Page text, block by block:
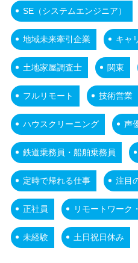
SE（システムエンジニア）
地域未来牽引企業 キャ
土地家屋調査士 関東
フルリモート 技術営業
ハウスクリーニング 声
鉄道乗務員・船舶乗務員
定時で帰れる仕事 注目
正社員 リモートワーク
未経験 土日祝日休み